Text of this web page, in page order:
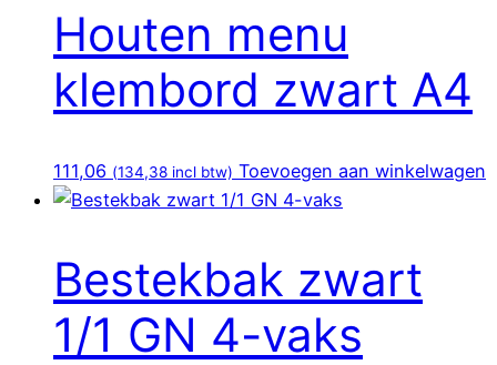
Houten menu
klembord zwart A4
111,06 (134,38 incl btw) Toevoegen aan winkelwagen
Bestekbak zwart
1/1 GN 4-vaks